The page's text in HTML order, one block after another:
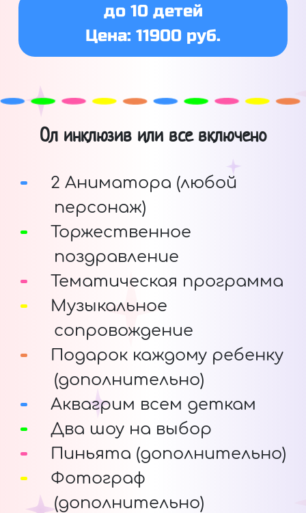
до 10 детей
Цена: 11900 руб.
Ол инклюзив или все включено
2 Аниматора (любой
персонаж)
Торжественное
поздравление
Тематическая программа
Музыкальное
сопровождение
Подарок каждому ребенку
(дополнительно)
Аквагрим всем деткам
Два шоу на выбор
Пиньята (дополнительно)
Фотограф
(дополнительно)